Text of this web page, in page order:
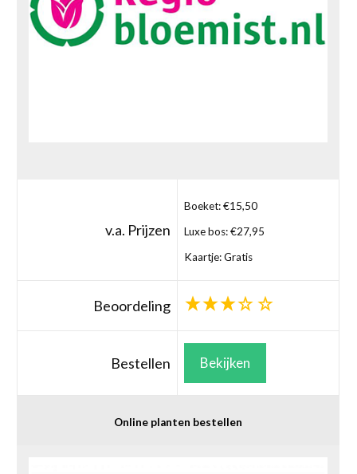
v.a. Prijzen
Boeket: €15,50
Luxe bos: €27,95
Kaartje: Gratis
Beoordeling
Bestellen Bekijken
Online planten bestellen